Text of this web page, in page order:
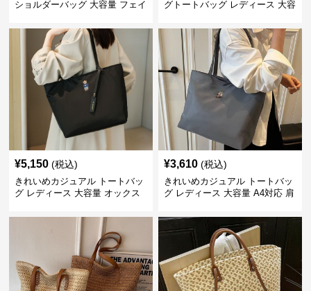
ショルダーバッグ 大容量 フェイ
2WAY ヴィンテージ風
グトートバッグ レディース 大容
ゃれ 通勤・通学 シンプル
¥5,150 (税込)
きれいめカジュアル トートバッ
グ レディース 大容量 オックス
繍デザイン 肩掛け おしゃれ
¥3,610 (税込)
きれいめカジュアル トートバッ
グ レディース 大容量 A4対応 肩